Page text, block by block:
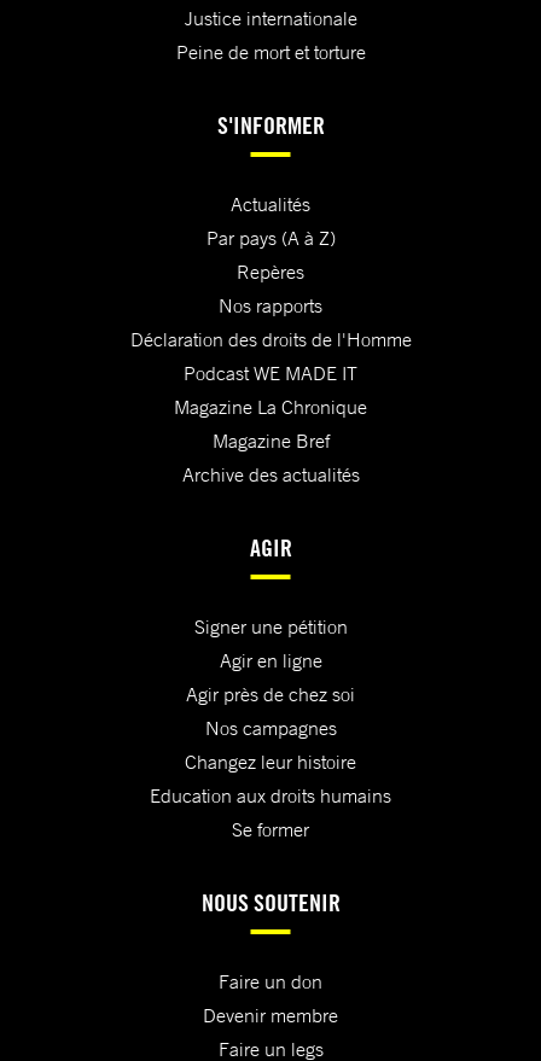
Justice internationale
Peine de mort et torture
S'INFORMER
Actualités
Par pays (A à Z)
Repères
Nos rapports
Déclaration des droits de l'Homme
Podcast WE MADE IT
Magazine La Chronique
Magazine Bref
Archive des actualités
AGIR
Signer une pétition
Agir en ligne
Agir près de chez soi
Nos campagnes
Changez leur histoire
Education aux droits humains
Se former
NOUS SOUTENIR
Faire un don
Devenir membre
Faire un legs